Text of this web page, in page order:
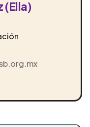
(Ella)